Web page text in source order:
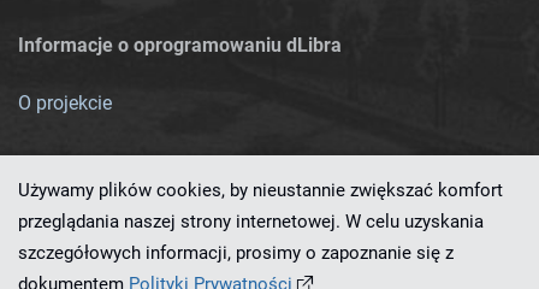
Informacje o oprogramowaniu dLibra
O projekcie
Ten serwis działa dzięki oprogramowaniu
Używamy plików cookies, by nieustannie zwiększać komfort
przeglądania naszej strony internetowej. W celu uzyskania
szczegółowych informacji, prosimy o zapoznanie się z
dokumentem Polityki Prywatności